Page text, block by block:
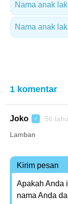
Nama anak
Nama anak
1 komentar
Joko ♂ 56
Lamban
Kirim pesan
Apakah Anda
nama Anda